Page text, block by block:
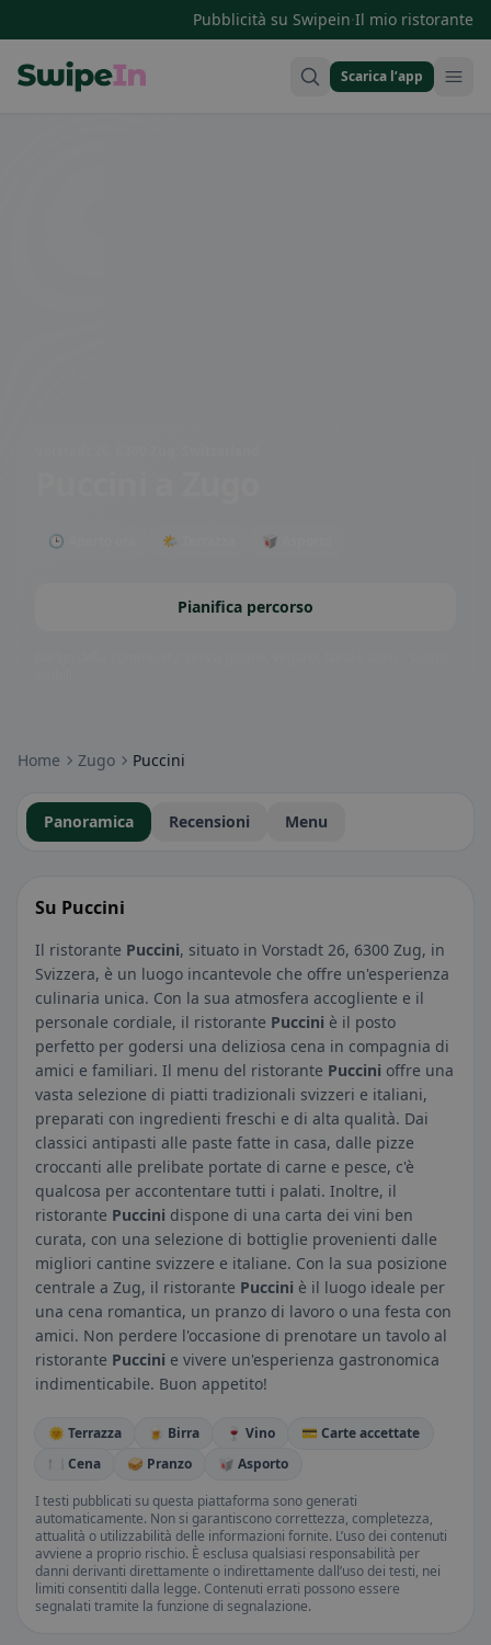
Pubblicità su Swipein·Il mio ristorante
Scarica l’app
🕒 Aperto ora 🌤 Terrazza 🥡 Asporto
Pianifica percorso
Home Zugo Puccini
Panoramica Recensioni Menu
Su Puccini
Il ristorante Puccini, situato in Vorstadt 26, 6300 Zug, in
Svizzera, è un luogo incantevole che offre un'esperienza
culinaria unica. Con la sua atmosfera accogliente e il
personale cordiale, il ristorante Puccini è il posto
perfetto per godersi una deliziosa cena in compagnia di
amici e familiari. Il menu del ristorante Puccini offre una
vasta selezione di piatti tradizionali svizzeri e italiani,
preparati con ingredienti freschi e di alta qualità. Dai
classici antipasti alle paste fatte in casa, dalle pizze
croccanti alle prelibate portate di carne e pesce, c'è
qualcosa per accontentare tutti i palati. Inoltre, il
ristorante Puccini dispone di una carta dei vini ben
curata, con una selezione di bottiglie provenienti dalle
migliori cantine svizzere e italiane. Con la sua posizione
centrale a Zug, il ristorante Puccini è il luogo ideale per
una cena romantica, un pranzo di lavoro o una festa con
amici. Non perdere l'occasione di prenotare un tavolo al
ristorante Puccini e vivere un'esperienza gastronomica
indimenticabile. Buon appetito!
🌞 Terrazza 🍺 Birra 🍷 Vino
💳 Carte accettate
🍽️ Cena
🥪 Pranzo
🥡 Asporto
I testi pubblicati su questa piattaforma sono generati
automaticamente. Non si garantiscono correttezza, completezza,
attualità o utilizzabilità delle informazioni fornite. L’uso dei contenuti
avviene a proprio rischio. È esclusa qualsiasi responsabilità per
danni derivanti direttamente o indirettamente dall’uso dei testi, nei
limiti consentiti dalla legge. Contenuti errati possono essere
segnalati tramite la funzione di segnalazione.